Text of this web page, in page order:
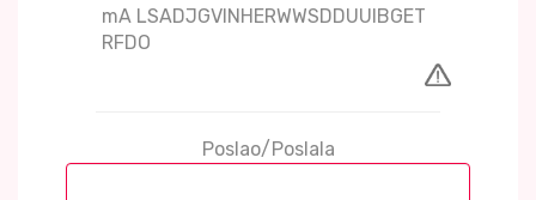
mA LSADJGVINHERWWSDDUUIBGET
RFDO
Poslao/Poslala